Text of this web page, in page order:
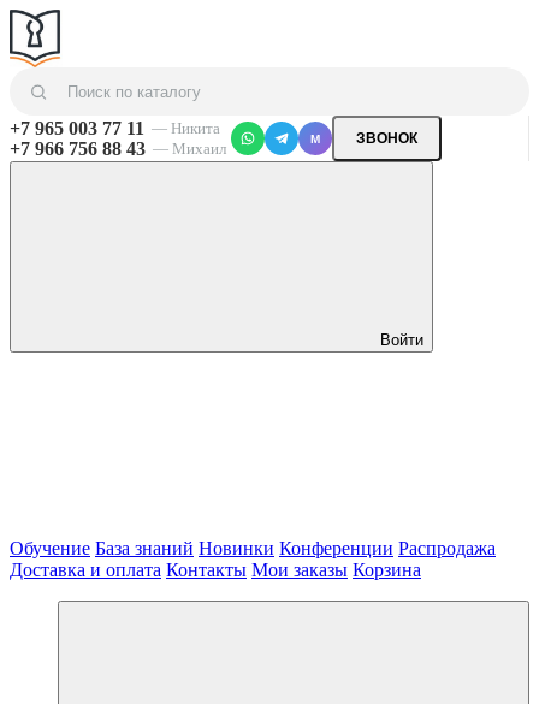
+7 965 003 77 11 — Никита
+7 966 756 88 43 — Михаил
M ЗВОНОК
Войти
Обучение База знаний Новинки Конференции Распродажа
Доставка и оплата Контакты Мои заказы Корзина